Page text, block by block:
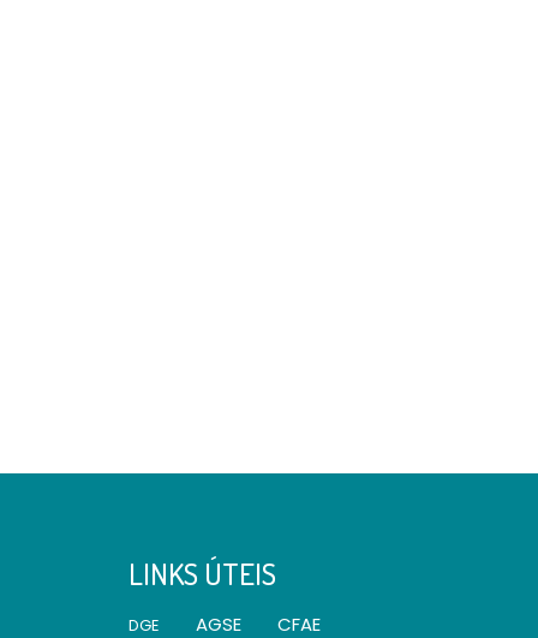
LINKS ÚTEIS
DGE AGSE CFAE